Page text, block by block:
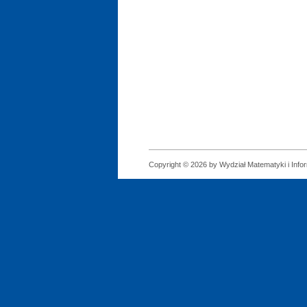
Copyright © 2026 by Wydział Matematyki i